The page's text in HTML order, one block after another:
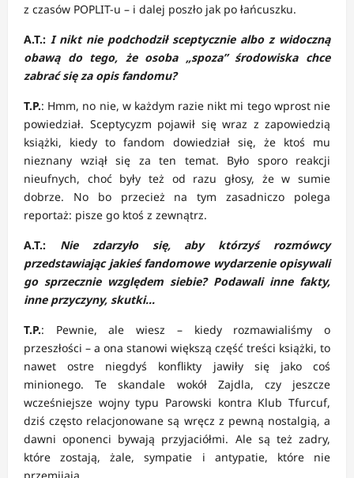
z czasów POPLIT-u – i dalej poszło jak po łańcuszku.
A.T.: I nikt nie podchodził sceptycznie albo z widoczną
obawą do tego, że osoba „spoza” środowiska chce
zabrać się za opis fandomu?
T.P.: Hmm, no nie, w każdym razie nikt mi tego wprost nie
powiedział. Sceptycyzm pojawił się wraz z zapowiedzią
książki, kiedy to fandom dowiedział się, że ktoś mu
nieznany wziął się za ten temat. Było sporo reakcji
nieufnych, choć były też od razu głosy, że w sumie
dobrze. No bo przecież na tym zasadniczo polega
reportaż: pisze go ktoś z zewnątrz.
A.T.: Nie zdarzyło się, aby którzyś rozmówcy
przedstawiając jakieś fandomowe wydarzenie opisywali
go sprzecznie względem siebie? Podawali inne fakty,
inne przyczyny, skutki…
T.P.: Pewnie, ale wiesz – kiedy rozmawialiśmy o
przeszłości – a ona stanowi większą część treści książki, to
nawet ostre niegdyś konflikty jawiły się jako coś
minionego. Te skandale wokół Zajdla, czy jeszcze
wcześniejsze wojny typu Parowski kontra Klub Tfurcuf,
dziś często relacjonowane są wręcz z pewną nostalgią, a
dawni oponenci bywają przyjaciółmi. Ale są też zadry,
które zostają, żale, sympatie i antypatie, które nie